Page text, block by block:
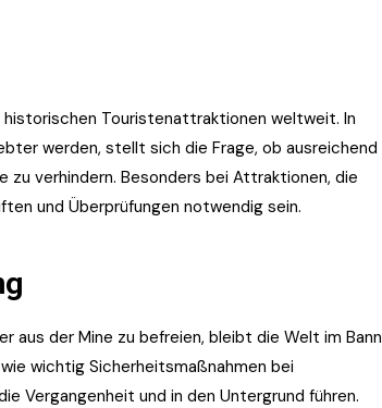
Touristenattraktionen weltweit. In
werden, stellt sich die Frage, ob ausreichend
zu verhindern. Besonders bei Attraktionen, die
und Überprüfungen notwendig sein.
aus der Mine zu befreien, bleibt die Welt im Bann
wichtig Sicherheitsmaßnahmen bei
Vergangenheit und in den Untergrund führen.